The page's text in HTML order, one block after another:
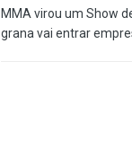
MMA virou um Show
grana vai entrar